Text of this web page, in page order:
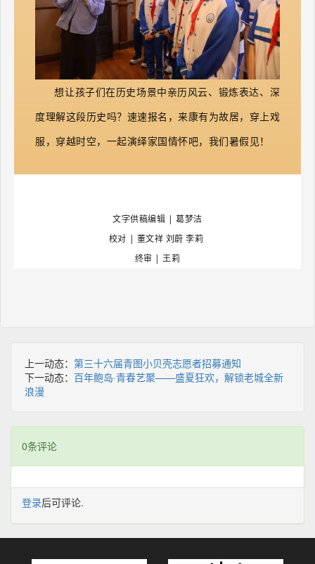
想让孩子们在历史场景中亲历风云、锻炼表达、深
度理解这段历史吗？速速报名，来康有为故居，穿上戏
服，穿越时空，一起演绎家国情怀吧，我们暑假见！
文字供稿编辑 | 葛梦洁
校对 | 董文祥 刘蔚 李莉
终审 | 王莉
上一动态： 第三十六届青图小贝壳志愿者招募通知
下一动态： 百年鲍岛·青春艺聚——盛夏狂欢，解锁老城全新
浪漫
0条评论
登录后可评论.